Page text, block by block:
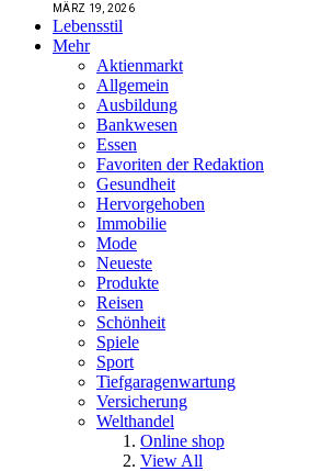
MÄRZ 19, 2026
Lebensstil
Mehr
Aktienmarkt
Allgemein
Ausbildung
Bankwesen
Essen
Favoriten der Redaktion
Gesundheit
Hervorgehoben
Immobilie
Mode
Neueste
Produkte
Reisen
Schönheit
Spiele
Sport
Tiefgaragenwartung
Versicherung
Welthandel
Online shop
View All